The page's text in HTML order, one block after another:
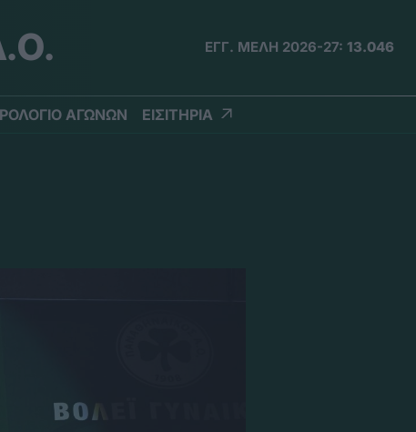
ΕΓΓ. ΜΕΛΗ 2026-27: 13.046
ΑΓΩΝΩΝ ΕΙΣΙΤΗΡΙΑ